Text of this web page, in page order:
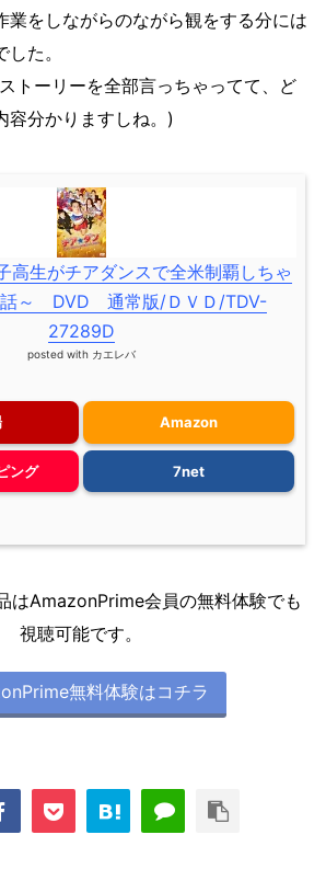
業をしながらのながら観をする分には
た。
トーリーを全部言っちゃってて、ど
容分かりますしね。)
生がチアダンスで全米制覇しちゃ
話～ DVD 通常版/ＤＶＤ/TDV-
27289D
posted with カエレバ
Amazon
ング 7net
はAmazonPrime会員の無料体験でも
視聴可能です。
無料体験はコチラ